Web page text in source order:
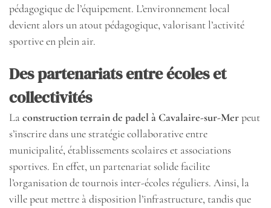
pédagogique de l’équipement. L’environnement local
devient alors un atout pédagogique, valorisant l’activité
sportive en plein air.
Des partenariats entre écoles et
collectivités
Laconstruction terrain de padel à Cavalaire-sur-Merpeut
s’inscrire dans une stratégie collaborative entre
municipalité, établissements scolaires et associations
sportives. En effet, un partenariat solide facilite
l’organisation de tournois inter-écoles réguliers. Ainsi, la
ville peut mettre à disposition l’infrastructure, tandis que